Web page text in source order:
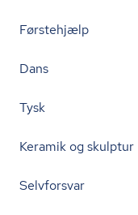
Førstehjælp
Dans
Tysk
Keramik og skulptur
Selvforsvar